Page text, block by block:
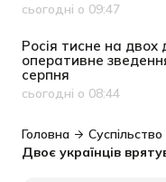
Дата публікації
сьогодні о 09:47
Росія тисне на двох
оперативне
серпня
Дата публікації
сьогодні о 08:44
Головна
Суспільство